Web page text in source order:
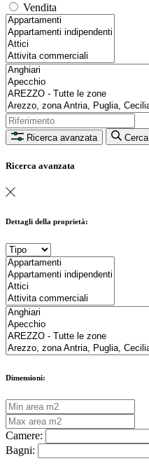
Vendita
Ricerca avanzata Cerca
Ricerca avanzata
Dettagli della proprietà:
Dimensioni:
Camere:
Bagni: